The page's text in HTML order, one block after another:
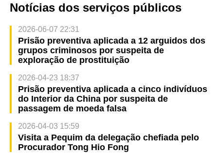
Notícias dos serviços públicos
2026-06-07 22:31
Prisão preventiva aplicada a 12 arguidos dos
grupos criminosos por suspeita de
exploração de prostituição
2026-04-23 18:37
Prisão preventiva aplicada a cinco indivíduos
do Interior da China por suspeita de
passagem de moeda falsa
2026-04-03 15:59
Visita a Pequim da delegação chefiada pelo
Procurador Tong Hio Fong